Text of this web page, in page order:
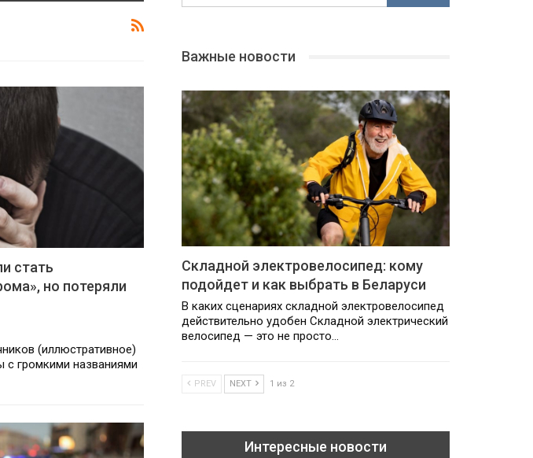
стать
но потеряли
(иллюстративное)
с громкими названиями
Важные новости
Складной электровелосипед: кому
подойдет и как выбрать в Беларуси
В каких сценариях складной электровелосипед
действительно удобен Складной электрический
велосипед — это не просто…
PREV NEXT 1 из 2
Интересные новости